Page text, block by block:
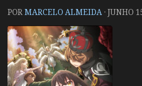
PORMARCELO ALMEIDA ·JUNHO